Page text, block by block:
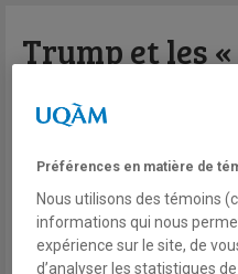
Trump et les
Gambit
Par
Le
Préférences en matière de
Nous utilisons des témoins
informations qui nous
expérience sur le site, de
d’analyser les statistiques